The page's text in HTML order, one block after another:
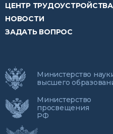
ЦЕНТР ТРУДОУСТРОЙСТВА
НОВОСТИ
ЗАДАТЬ ВОПРОС
Министерство
высшего
Министерство
просвещения
РФ